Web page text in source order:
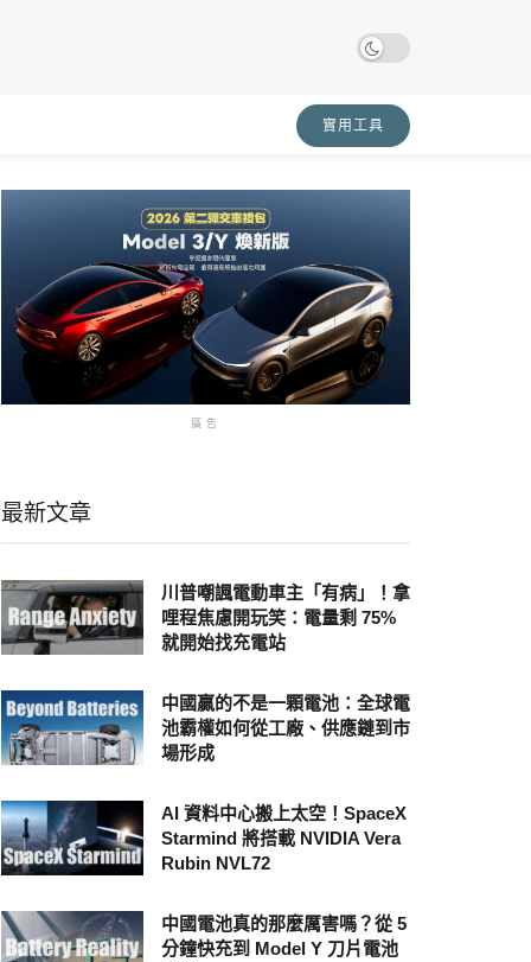
實用工具
廣告
最新文章
川普嘲諷電動車主「有病」！拿
哩程焦慮開玩笑：電量剩 75%
就開始找充電站
中國贏的不是一顆電池：全球電
池霸權如何從工廠、供應鏈到市
場形成
AI 資料中心搬上太空！SpaceX
Starmind 將搭載 NVIDIA Vera
Rubin NVL72
中國電池真的那麼厲害嗎？從 5
分鐘快充到 Model Y 刀片電池